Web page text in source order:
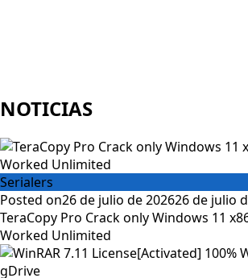
NOTICIAS
Serialers
Posted on26 de julio de 202626 de julio
TeraCopy Pro Crack only Windows 11
Worked Unlimited